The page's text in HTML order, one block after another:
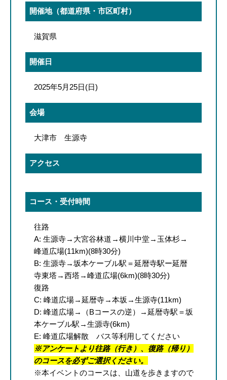
開催地（都道府県・市区町村）
滋賀県
開催日
2025年5月25日(日)
会場
大津市 生源寺
アクセス
コース・受付時間
往路
A: 生源寺→大宮谷林道→横川中堂→玉体杉→
峰道広場(11km)(8時30分)
B: 生源寺→坂本ケーブル駅＝延暦寺駅ー延暦
寺東塔→西塔→峰道広場(6km)(8時30分)
復路
C: 峰道広場→延暦寺→本坂→生源寺(11km)
D: 峰道広場→（Bコースの逆）→延暦寺駅＝坂
本ケーブル駅→生源寺(6km)
E: 峰道広場解散 バス等利用してください
※アンケートより往路（行き）、復路（帰り）
のコースを必ずご選択ください。
※本イベントのコースは、山道を歩きますので